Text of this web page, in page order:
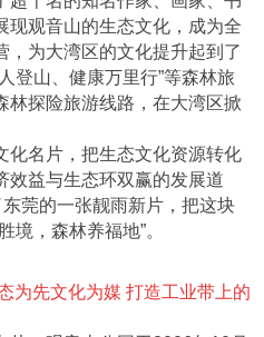
现观音山的生态文化，成为全
，为大湾区的文化提升起到了
登山、健康万里行”等森林旅
林探险旅游线路，在大湾区掀
名片，把生态文化资源转化
效益与生态环双赢的发展道
莞的一张靓雨新片，把这块
境，森林养福地”。
为先文化为媒 打造工业带上的